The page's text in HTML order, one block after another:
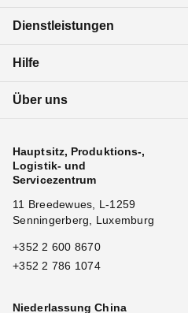
Dienstleistungen
Hilfe
Über uns
Hauptsitz, Produktions-,
Logistik- und
Servicezentrum
11 Breedewues, L-1259
Senningerberg, Luxemburg
+352 2 600 8670
+352 2 786 1074
Niederlassung China